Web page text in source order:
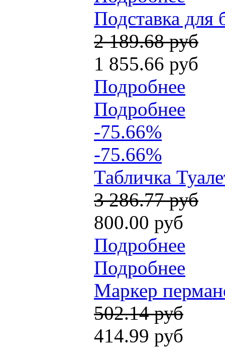
Подставка
2 189.68 руб
1 855.66 руб
Подробнее
Подробнее
-75.66%
-75.66%
Табличка
3 286.77 руб
800.00 руб
Подробнее
Подробнее
Маркер
502.14 руб
414.99 руб